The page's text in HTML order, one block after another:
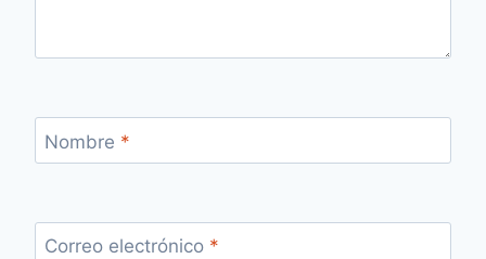
Nombre *
Correo electrónico *